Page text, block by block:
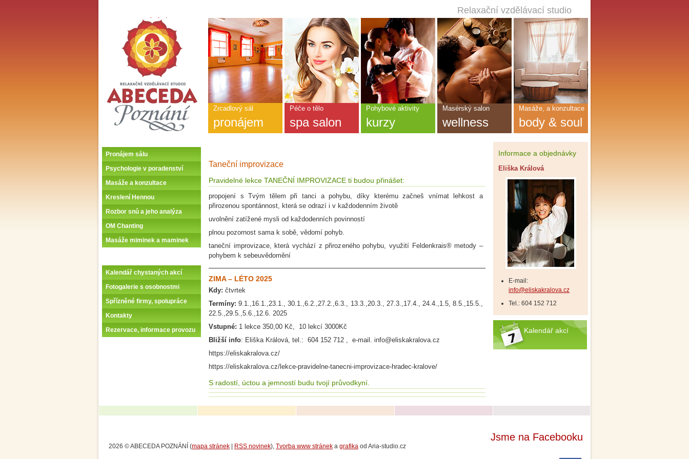
ABECEDA POZNÁNÍ -
Relaxační vzdělávací studio
Taneční improvizace
Pravidelné lekce TANEČNÍ IMPROVIZACE ti budou přinášet:
propojení s Tvým tělem při tanci a pohybu, díky kterému začneš vnímat lehkost a
přirozenou spontánnost, která se odrazí i v každodenním životě
uvolnění zatížené mysli od každodenních povinností
plnou pozornost sama k sobě, vědomí pohyb.
taneční improvizace, která vychází z přirozeného pohybu, využití Feldenkrais® metody –
pohybem k sebeuvědomění
ZIMA – LÉTO 2025
Kdy: čtvrtek
Termíny:9.1.,16.1.,23.1., 30.1.,6.2.,27.2.,6.3., 13.3.,20.3., 27.3.,17.4., 24.4.,1.5, 8.5.,15.5.,
22.5.,29.5.,5.6.,12.6. 2025
Vstupné: 1 lekce 350,00 Kč, 10 lekcí 3000Kč
Bližší info: Eliška Králová, tel.: 604 152 712 , e-mail. info@eliskakralova.cz
https://eliskakralova.cz/
https://eliskakralova.cz/lekce-pravidelne-tanecni-improvizace-hradec-kralove/
S radostí, úctou a jemností budu tvojí průvodkyní.
Pronájem sálu
Psychologie v poradenství
Masáže a konzultace
Kreslení Hennou
Rozbor snů a jeho analýza
OM Chanting
Masáže miminek a maminek
Kalendář chystaných akcí
Fotogalerie s osobnostmi
Spřízněné firmy, spolupráce
Kontakty
Rezervace, informace provozu
Informace a objednávky
Eliška Králová
E-mail:
info@eliskakralova.cz
Tel.: 604 152 712
Kalendář akcí
Hlavní
nabídka
-
ABECEDA
POZNÁNÍ
Zrcadlový sál
pronájem
Péče o tělo
spa salon
Pohybové aktivity
kurzy
Masérský salon
wellness
Masáže, a konzultace
body & soul
2026 © ABECEDA POZNÁNÍ (mapa stránek RSS novinek), Tvorba www stránek a grafika od Aria-studio.cz
Jsme na Facebooku